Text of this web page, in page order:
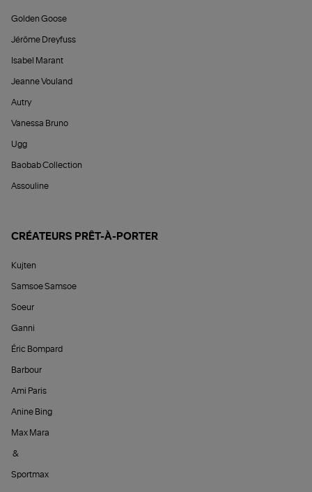
Golden Goose
Jérôme Dreyfuss
Isabel Marant
Jeanne Vouland
Autry
Vanessa Bruno
Ugg
Baobab Collection
Assouline
CRÉATEURS PRÊT-À-PORTER
Kujten
Samsoe Samsoe
Soeur
Ganni
Éric Bompard
Barbour
Ami Paris
Anine Bing
Max Mara
&
Sportmax